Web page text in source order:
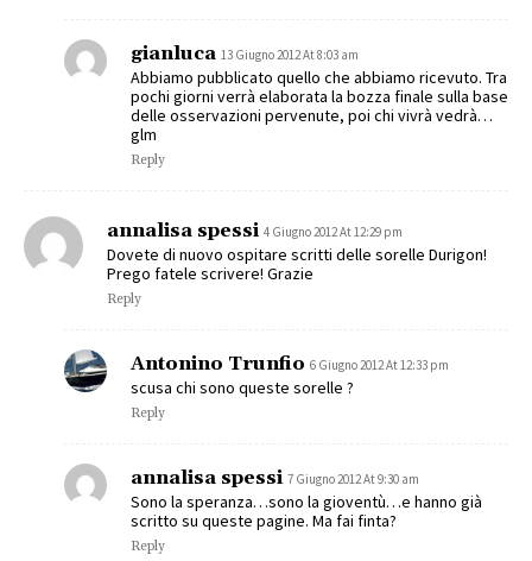
gianluca 13 Giugno 2012 At 8:03 am
Abbiamo pubblicato quello che abbiamo ricevuto. Tra
pochi giorni verrà elaborata la bozza finale sulla base
delle osservazioni pervenute, poi chi vivrà vedrà…
glm
Reply
annalisa spessi 4 Giugno 2012 At 12:29 pm
Dovete di nuovo ospitare scritti delle sorelle Durigon!
Prego fatele scrivere! Grazie
Reply
Antonino Trunfio 6 Giugno 2012 At 12:33 pm
scusa chi sono queste sorelle ?
Reply
annalisa spessi 7 Giugno 2012 At 9:30 am
Sono la speranza…sono la gioventù…e hanno già
scritto su queste pagine. Ma fai finta?
Reply